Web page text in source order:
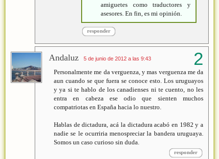
amiguetes como traductores y
asesores. En fin, es mi opinión.
responder
Andaluz 5 de junio de 2012 a las 9:43
Personalmente me da verguenza, y mas verguenza me da
aun cuando se que fuera se conoce esto. Los uruguayos
y ya si te hablo de los canadienses ni te cuento, no les
entra en cabeza ese odio que sienten muchos
compatriotas en España hacia lo nuestro.
Hablas de dictadura, acá la dictadura acabó en 1982 y a
nadie se le ocurriria menospreciar la bandera uruguaya.
Somos un caso curioso sin duda.
responder